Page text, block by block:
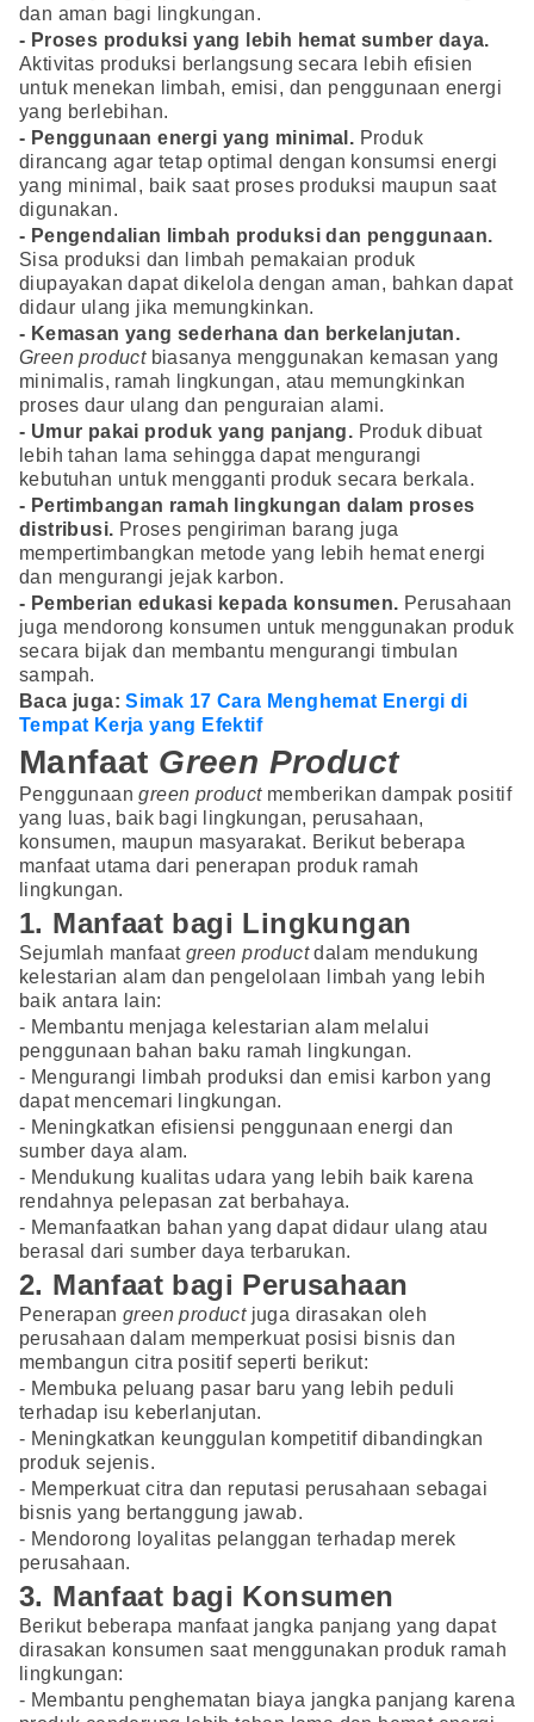
dan aman bagi lingkungan.
- Proses produksi yang lebih hemat sumber daya.
Aktivitas produksi berlangsung secara lebih efisien
untuk menekan limbah, emisi, dan penggunaan energi
yang berlebihan.
- Penggunaan energi yang minimal. Produk
dirancang agar tetap optimal dengan konsumsi energi
yang minimal, baik saat proses produksi maupun saat
digunakan.
- Pengendalian limbah produksi dan penggunaan.
Sisa produksi dan limbah pemakaian produk
diupayakan dapat dikelola dengan aman, bahkan dapat
didaur ulang jika memungkinkan.
- Kemasan yang sederhana dan berkelanjutan.
Green productbiasanya menggunakan kemasan yang
minimalis, ramah lingkungan, atau memungkinkan
proses daur ulang dan penguraian alami.
- Umur pakai produk yang panjang. Produk dibuat
lebih tahan lama sehingga dapat mengurangi
kebutuhan untuk mengganti produk secara berkala.
- Pertimbangan ramah lingkungan dalam proses
distribusi. Proses pengiriman barang juga
mempertimbangkan metode yang lebih hemat energi
dan mengurangi jejak karbon.
- Pemberian edukasi kepada konsumen. Perusahaan
juga mendorong konsumen untuk menggunakan produk
secara bijak dan membantu mengurangi timbulan
sampah.
Baca juga:Simak 17 Cara Menghemat Energi di
Tempat Kerja yang Efektif
Manfaat Green Product
Penggunaangreen product memberikan dampak positif
yang luas, baik bagi lingkungan, perusahaan,
konsumen, maupun masyarakat. Berikut beberapa
manfaat utama dari penerapan produk ramah
lingkungan.
1. Manfaat bagi Lingkungan
Sejumlah manfaat green productdalam mendukung
kelestarian alam dan pengelolaan limbah yang lebih
baik antara lain:
- Membantu menjaga kelestarian alam melalui
penggunaan bahan baku ramah lingkungan.
- Mengurangi limbah produksi dan emisi karbon yang
dapat mencemari lingkungan.
- Meningkatkan efisiensi penggunaan energi dan
sumber daya alam.
- Mendukung kualitas udara yang lebih baik karena
rendahnya pelepasan zat berbahaya.
- Memanfaatkan bahan yang dapat didaur ulang atau
berasal dari sumber daya terbarukan.
2. Manfaat bagi Perusahaan
Penerapan green productjuga dirasakan oleh
perusahaan dalam memperkuat posisi bisnis dan
membangun citra positif seperti berikut:
- Membuka peluang pasar baru yang lebih peduli
terhadap isu keberlanjutan.
- Meningkatkan keunggulan kompetitif dibandingkan
produk sejenis.
- Memperkuat citra dan reputasi perusahaan sebagai
bisnis yang bertanggung jawab.
- Mendorong loyalitas pelanggan terhadap merek
perusahaan.
3. Manfaat bagi Konsumen
Berikut beberapa manfaat jangka panjang yang dapat
dirasakan konsumen saat menggunakan produk ramah
lingkungan:
- Membantu penghematan biaya jangka panjang karena